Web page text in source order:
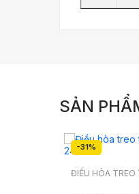
SẢN
-31%
ĐIỀU HÒA TREO